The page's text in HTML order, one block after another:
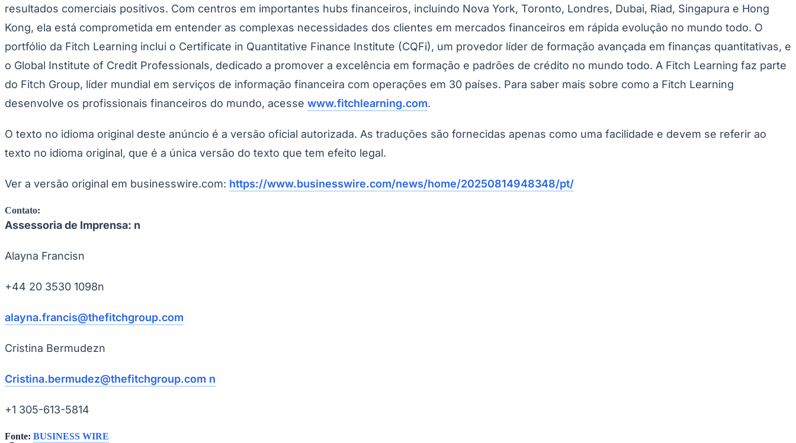
NBA
NFL
Fórmula 1
UFC
MLB
NHL
Atletismo
Vôlei
NBB
Competições de Futebol
Brasileirão Série A
Brasileirão Série B
Copa do Brasil
Copa América
Champions League
Bundesliga
Times - Ir direto
resultados comerciais positivos. Com centros em importantes hubs financeiros, incluindo Nova York, Toronto, Londres, Dubai, Riad, Singapura e Hong
Kong, ela está comprometida em entender as complexas necessidades dos clientes em mercados financeiros em rápida evolução no mundo todo. O
portfólio da Fitch Learning inclui o Certificate in Quantitative Finance Institute (CQFi), um provedor líder de formação avançada em finanças quantitativas, e
o Global Institute of Credit Professionals, dedicado a promover a excelência em formação e padrões de crédito no mundo todo. A Fitch Learning faz parte
do Fitch Group, líder mundial em serviços de informação financeira com operações em 30 países. Para saber mais sobre como a Fitch Learning
desenvolve os profissionais financeiros do mundo, acesse www.fitchlearning.com.
O texto no idioma original deste anúncio é a versão oficial autorizada. As traduções são fornecidas apenas como uma facilidade e devem se referir ao
texto no idioma original, que é a única versão do texto que tem efeito legal.
Ver a versão original em businesswire.com: https://www.businesswire.com/news/home/20250814948348/pt/
Contato:
Assessoria de Imprensa: n
Alayna Francisn
+44 20 3530 1098n
alayna.francis@thefitchgroup.com
Cristina Bermudezn
Cristina.bermudez@thefitchgroup.com n
+1 305-613-5814
Fonte: BUSINESS WIRE